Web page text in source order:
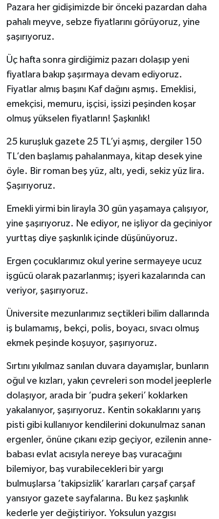
Pazara her gidişimizde bir önceki pazardan daha
pahalı meyve, sebze fiyatlarını görüyoruz, yine
şaşırıyoruz.
Üç hafta sonra girdiğimiz pazarı dolaşıp yeni
fiyatlara bakıp şaşırmaya devam ediyoruz.
Fiyatlar almış başını Kaf dağını aşmış. Emeklisi,
emekçisi, memuru, işçisi, işsizi peşinden koşar
olmuş yükselen fiyatların! Şaşkınlık!
25 kuruşluk gazete 25 TL’yi aşmış, dergiler 150
TL’den başlamış pahalanmaya, kitap desek yine
öyle. Bir roman beş yüz, altı, yedi, sekiz yüz lira.
Şaşırıyoruz.
Emekli yirmi bin lirayla 30 gün yaşamaya çalışıyor,
yine şaşırıyoruz. Ne ediyor, ne işliyor da geçiniyor
yurttaş diye şaşkınlık içinde düşünüyoruz.
Ergen çocuklarımız okul yerine sermayeye ucuz
işgücü olarak pazarlanmış; işyeri kazalarında can
veriyor, şaşırıyoruz.
Üniversite mezunlarımız seçtikleri bilim dallarında
iş bulamamış, bekçi, polis, boyacı, sıvacı olmuş
ekmek peşinde koşuyor, şaşırıyoruz.
Sırtını yıkılmaz sanılan duvara dayamışlar, bunların
oğul ve kızları, yakın çevreleri son model jeeplerle
dolaşıyor, arada bir ‘pudra şekeri’ koklarken
yakalanıyor, şaşırıyoruz. Kentin sokaklarını yarış
pisti gibi kullanıyor kendilerini dokunulmaz sanan
ergenler, önüne çıkanı ezip geçiyor, ezilenin anne-
babası evlat acısıyla nereye baş vuracağını
bilemiyor, baş vurabilecekleri bir yargı
bulmuşlarsa ‘takipsizlik’ kararları çarşaf çarşaf
yansıyor gazete sayfalarına. Bu kez şaşkınlık
kederle yer değiştiriyor. Yoksulun yazgısı
Mecitözü
Ortaköy
Osmancık
Sungurlu
Uğurludağ
Sağlık